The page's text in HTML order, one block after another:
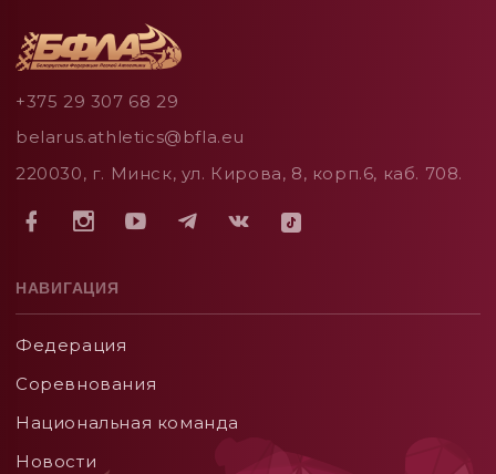
+375 29 307 68 29
belarus.athletics@bfla.eu
220030, г. Минск, ул. Кирова, 8, корп.6, каб. 708.
НАВИГАЦИЯ
Федерация
Соревнования
Национальная команда
Новости